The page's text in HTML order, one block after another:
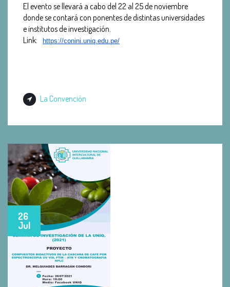
El evento se llevará a cabo del 22 al 25 de noviembre
donde se contará con ponentes de distintas universidades
e institutos de investigación.
Link:
https://conini. uniq.edu.pe/
La Convención
26
Jul